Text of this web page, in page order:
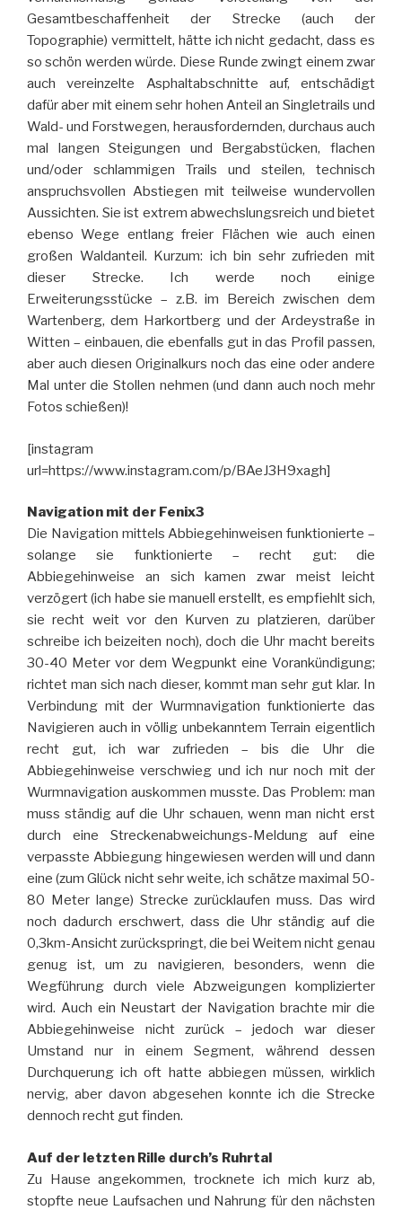
Gesamtbeschaffenheit der Strecke (auch der
Topographie) vermittelt, hätte ich nicht gedacht, dass es
so schön werden würde. Diese Runde zwingt einem zwar
auch vereinzelte Asphaltabschnitte auf, entschädigt
dafür aber mit einem sehr hohen Anteil an Singletrails und
Wald- und Forstwegen, herausfordernden, durchaus auch
mal langen Steigungen und Bergabstücken, flachen
und/oder schlammigen Trails und steilen, technisch
anspruchsvollen Abstiegen mit teilweise wundervollen
Aussichten. Sie ist extrem abwechslungsreich und bietet
ebenso Wege entlang freier Flächen wie auch einen
großen Waldanteil. Kurzum: ich bin sehr zufrieden mit
dieser Strecke. Ich werde noch einige
Erweiterungsstücke – z.B. im Bereich zwischen dem
Wartenberg, dem Harkortberg und der Ardeystraße in
Witten – einbauen, die ebenfalls gut in das Profil passen,
aber auch diesen Originalkurs noch das eine oder andere
Mal unter die Stollen nehmen (und dann auch noch mehr
Fotos schießen)!
[instagram
url=https://www.instagram.com/p/BAeJ3H9xagh]
Navigation mit der Fenix3
Die Navigation mittels Abbiegehinweisen funktionierte –
solange sie funktionierte – recht gut: die
Abbiegehinweise an sich kamen zwar meist leicht
verzögert (ich habe sie manuell erstellt, es empfiehlt sich,
sie recht weit vor den Kurven zu platzieren, darüber
schreibe ich beizeiten noch), doch die Uhr macht bereits
30-40 Meter vor dem Wegpunkt eine Vorankündigung;
richtet man sich nach dieser, kommt man sehr gut klar. In
Verbindung mit der Wurmnavigation funktionierte das
Navigieren auch in völlig unbekanntem Terrain eigentlich
recht gut, ich war zufrieden – bis die Uhr die
Abbiegehinweise verschwieg und ich nur noch mit der
Wurmnavigation auskommen musste. Das Problem: man
muss ständig auf die Uhr schauen, wenn man nicht erst
durch eine Streckenabweichungs-Meldung auf eine
verpasste Abbiegung hingewiesen werden will und dann
eine (zum Glück nicht sehr weite, ich schätze maximal 50-
80 Meter lange) Strecke zurücklaufen muss. Das wird
noch dadurch erschwert, dass die Uhr ständig auf die
0,3km-Ansicht zurückspringt, die bei Weitem nicht genau
genug ist, um zu navigieren, besonders, wenn die
Wegführung durch viele Abzweigungen komplizierter
wird. Auch ein Neustart der Navigation brachte mir die
Abbiegehinweise nicht zurück – jedoch war dieser
Umstand nur in einem Segment, während dessen
Durchquerung ich oft hatte abbiegen müssen, wirklich
nervig, aber davon abgesehen konnte ich die Strecke
dennoch recht gut finden.
Auf der letzten Rille durch’s Ruhrtal
Zu Hause angekommen, trocknete ich mich kurz ab,
stopfte neue Laufsachen und Nahrung für den nächsten